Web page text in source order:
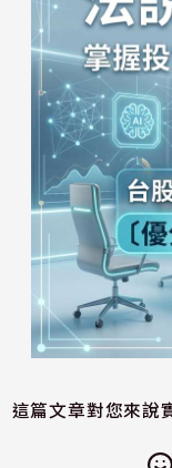
這篇文章對您來說